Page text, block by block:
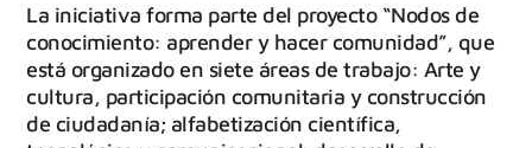
La iniciativa forma parte del proyecto “Nodos de
conocimiento: aprender y hacer comunidad”, que
está organizado en siete áreas de trabajo: Arte y
cultura, participación comunitaria y construcción
de ciudadanía; alfabetización científica,